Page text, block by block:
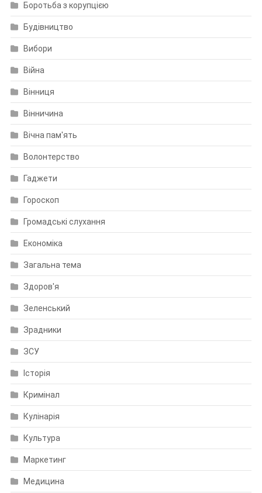
Боротьба з корупцією
Будівництво
Вибори
Війна
Вінниця
Вінничина
Вічна пам'ять
Волонтерство
Гаджети
Гороскоп
Громадські слухання
Економіка
Загальна тема
Здоров'я
Зеленський
Зрадники
ЗСУ
Історія
Кримінал
Кулінарія
Культура
Маркетинг
Медицина